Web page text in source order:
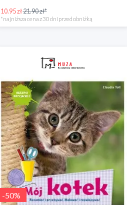
10.95 zł21.90 zł*
*najniższa cena z 30 dni przed obniżką
-50%